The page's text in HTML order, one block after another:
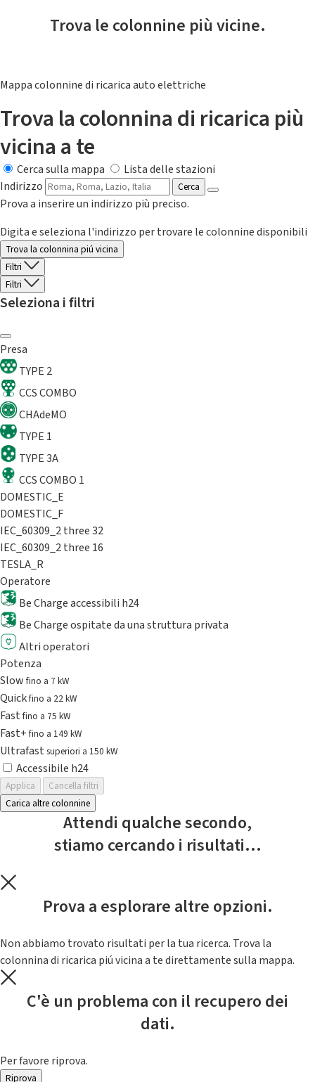
Trova le colonnine più vicine.
Mappa colonnine di ricarica auto elettriche
Trova la colonnina di ricarica più
vicina a te
Cerca sulla mappa
Lista delle stazioni
Indirizzo
Cerca
Prova a inserire un indirizzo più preciso.
Digita e seleziona l'indirizzo per trovare le colonnine disponibili
Trova la colonnina piú vicina
Filtri
Filtri
Seleziona i filtri
Presa
TYPE 2
CCS COMBO
CHAdeMO
TYPE 1
TYPE 3A
CCS COMBO 1
DOMESTIC_E
DOMESTIC_F
IEC_60309_2 three 32
IEC_60309_2 three 16
TESLA_R
Operatore
Be Charge accessibili h24
Be Charge ospitate da una struttura privata
Altri operatori
Potenza
Slowfino a 7 kW
Quickfino a 22 kW
Fastfino a 75 kW
Fast+fino a 149 kW
Ultrafast superiori a 150 kW
Accessibile h24
Applica
Cancella filtri
Carica altre colonnine
Attendi qualche secondo,
stiamo cercando i risultati...
Prova a esplorare altre opzioni.
Non abbiamo trovato risultati per la tua ricerca. Trova la
colonnina di ricarica piú vicina a te direttamente sulla mappa.
C'è un problema con il recupero dei
dati.
Per favore riprova.
Riprova